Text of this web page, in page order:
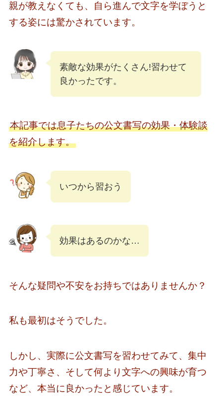
親が教えなくても、自ら進んで文字を学ぼうと
する姿には驚かされています。
素敵な効果がたくさん!習わせて
良かったです。
本記事では息子たちの公文書写の効果・体験談
を紹介します。
いつから習おう
効果はあるのかな…
そんな疑問や不安をお持ちではありませんか？
私も最初はそうでした。
しかし、実際に公文書写を習わせてみて、集中
力や丁寧さ、そして何より文字への興味が育つ
など、本当に良かったと感じています。